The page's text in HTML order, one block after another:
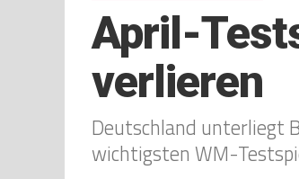
April-
verlieren
Deutschland unterliegt
wichtigsten WM-